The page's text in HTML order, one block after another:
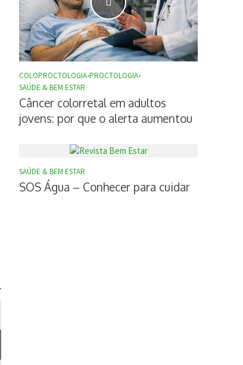
COLOPROCTOLOGIA•PROCTOLOGIA•
SAÚDE & BEM ESTAR
Câncer colorretal em adultos
jovens: por que o alerta aumentou
SAÚDE & BEM ESTAR
SOS Água – Conhecer para cuidar